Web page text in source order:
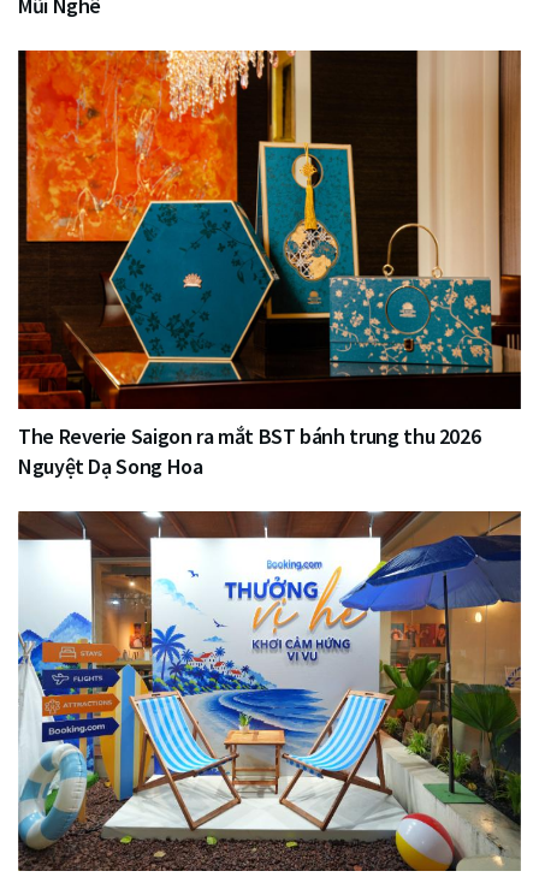
The Reverie Saigon ra mắt BST bánh trung thu 2026
Nguyệt Dạ Song Hoa